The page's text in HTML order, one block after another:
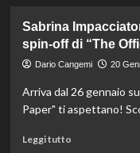
Sabrina
spin-off di “The
Dario Cangemi 20
Arriva dal 26 gennaio
Paper" ti aspettano!
Leggi tuttoLeggi